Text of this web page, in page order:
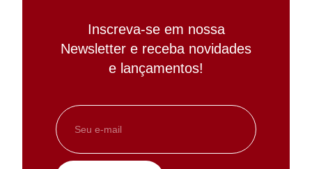
Inscreva-se em nossa
Newsletter e receba novidades
e lançamentos!